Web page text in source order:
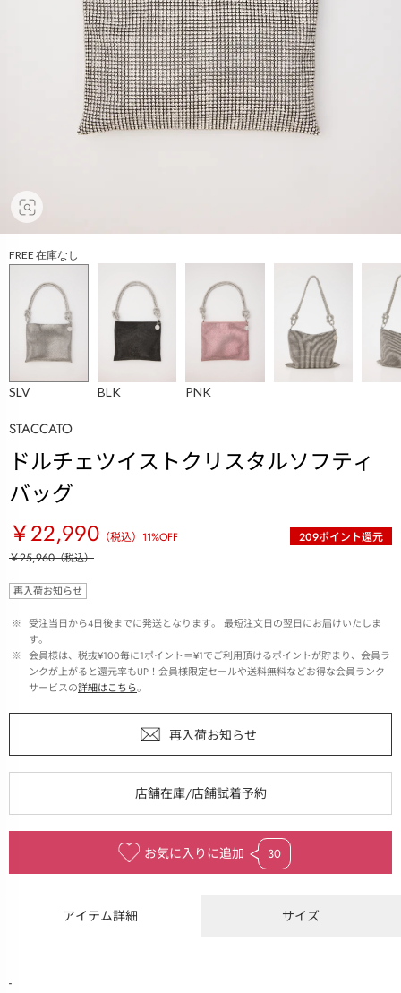
FREE 在庫なし
SLV BLK PNK
STACCATO
ドルチェツイストクリスタルソフティ
バッグ
￥22,990 （税込） 11%OFF 209ポイント還元
￥25,960（税込）
再入荷お知らせ
※ 受注当日から4日後までに発送となります。 最短注文日の翌日にお届けいたしま
す。
※ 会員様は、税抜¥100毎に1ポイント＝¥1でご利用頂けるポイントが貯まり、会員ラ
ンクが上がると還元率もUP！会員様限定セールや送料無料などお得な会員ランク
サービスの詳細はこちら。
お気に入りに追加 30
アイテム詳細 サイズ
-